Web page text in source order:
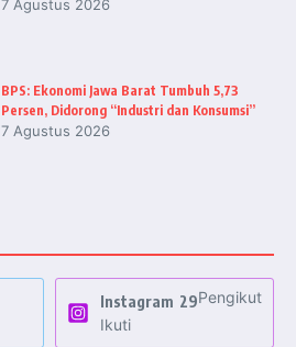
7 Agustus 2026
BPS: Ekonomi Jawa Barat Tumbuh 5,73
Persen, Didorong “Industri dan Konsumsi”
7 Agustus 2026
Instagram 29Pengikut
Ikuti